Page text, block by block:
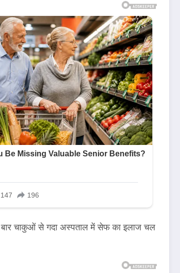
चाकुओं से गदा अस्पताल में सेफ का इलाज चल